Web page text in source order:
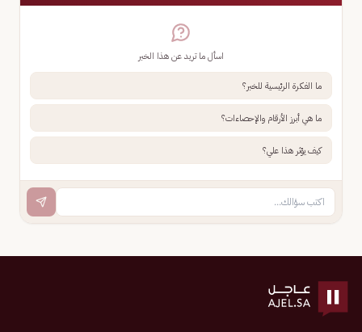
اسأل ما تريد عن هذا الخبر
ما الفكرة الرئيسية للخبر؟
ما هي أبرز الأرقام والإحصاءات؟
كيف يؤثر هذا علي؟